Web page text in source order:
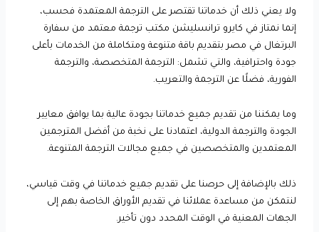
ولا يعني ذلك أن خدماتنا تقتصر على الترجمة المعتمدة فحسب،
إنما نمتاز في كايرو ترانسليشن مكتب ترجمة معتمد من سفارة
البرتغال في مصر بتقديم باقة متنوعة ومتكاملة من الخدمات بأعلى
جودة واحترافية، والتي تشمل: الترجمة المتخصصة، والترجمة
الفورية، فضلًا عن الترجمة والتعريب.
وما يمكننا من تقديم جميع خدماتنا بجودة عالية بما يوافق معايير
الجودة والترجمة الدولية، اعتمادنا على نخبة من أفضل المترجمين
المعتمدين والمتخصصين في جميع مجالات الترجمة المتنوعة.
ذلك بالإضافة إلى حرصنا على تقديم جميع خدماتنا في وقت قياسي،
لنتمكن من مساعدة عملائنا في تقديم الأوراق الخاصة بهم إلى
الجهات المعنية في الوقت المحدد دون تأخير.